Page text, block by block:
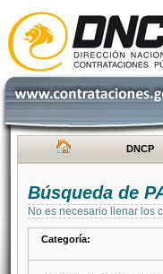
DNCP
Búsqueda de
No es necesario llenar los
Categoría: